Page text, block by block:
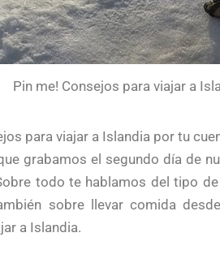
Pin me! Consejos para viajar a
para viajar a Islandia por tu
grabamos el segundo día de
todo te hablamos del tipo
sobre llevar comida
a Islandia.